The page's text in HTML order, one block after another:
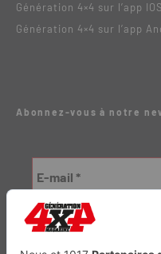
Génération 4×4 sur l’app IOS
Génération 4×4 sur l’app
Abonnez-vous à notre